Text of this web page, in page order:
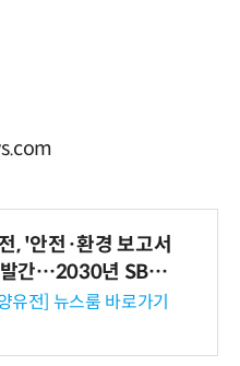
, '안전·환경 보고서
간…2030년 SBT
가스 감축 추진
유전] 뉴스룸 바로가기